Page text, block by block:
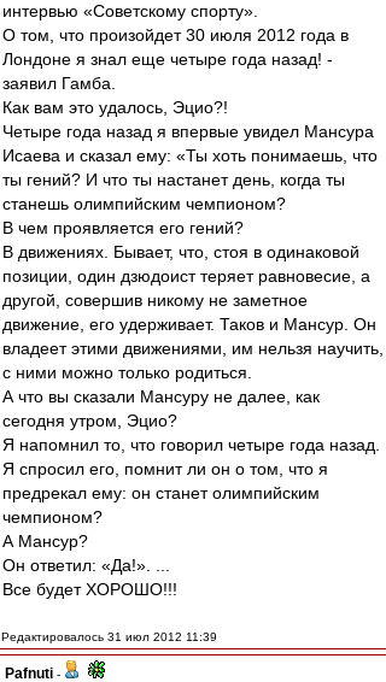
интервью «Советскому спорту».
О том, что произойдет 30 июля 2012 года в
Лондоне я знал еще четыре года назад! -
заявил Гамба.
Как вам это удалось, Эцио?!
Четыре года назад я впервые увидел Мансура
Исаева и сказал ему: «Ты хоть понимаешь, что
ты гений? И что ты настанет день, когда ты
станешь олимпийским чемпионом?
В чем проявляется его гений?
В движениях. Бывает, что, стоя в одинаковой
позиции, один дзюдоист теряет равновесие, а
другой, совершив никому не заметное
движение, его удерживает. Таков и Мансур. Он
владеет этими движениями, им нельзя научить,
с ними можно только родиться.
А что вы сказали Мансуру не далее, как
сегодня утром, Эцио?
Я напомнил то, что говорил четыре года назад.
Я спросил его, помнит ли он о том, что я
предрекал ему: он станет олимпийским
чемпионом?
А Мансур?
Он ответил: «Да!». ...
Все будет ХОРОШО!!!
Редактировалось 31 июл 2012 11:39
Pafnuti -